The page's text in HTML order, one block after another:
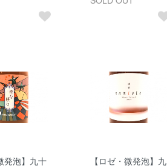
発泡】九十
【ロゼ・微発泡】九